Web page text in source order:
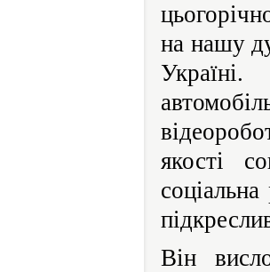
на нашу
якості
Він